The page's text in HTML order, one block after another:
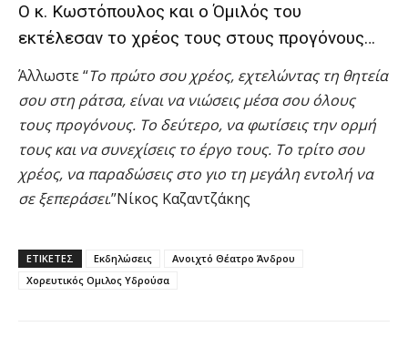
Ο κ. Κωστόπουλος και ο Όμιλός του
εκτέλεσαν το χρέος τους στους προγόνους…
Άλλωστε “Το πρώτο σου χρέος, εχτελώντας τη θητεία
σου στη ράτσα, είναι να νιώσεις μέσα σου όλους
τους προγόνους. Το δεύτερο, να φωτίσεις την ορμή
τους και να συνεχίσεις το έργο τους. Το τρίτο σου
χρέος, να παραδώσεις στο γιο τη μεγάλη εντολή να
σε ξεπεράσει.”Νίκος Καζαντζάκης
ΕΤΙΚΕΤΕΣ Εκδηλώσεις
Ανοιχτό Θέατρο Άνδρου
Χορευτικός Ομιλος Υδρούσα